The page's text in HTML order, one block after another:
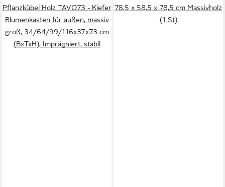
Pflanzkübel Holz TAVO73 - Kiefer
Blumenkasten für außen, massiv
groß, 34/64/99/116x37x73 cm
(BxTxH), Imprägniert, stabil
78,5 x 58,5 x 78,5 cm Massivholz
(1 St)